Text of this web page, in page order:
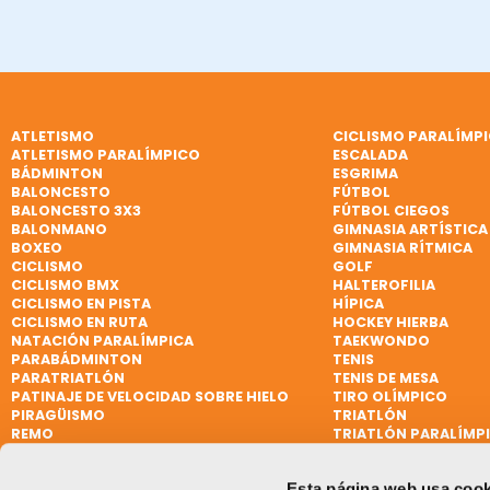
ATLETISMO
ATLETISMO PARALÍMPICO
BÁDMINTON
BALONCESTO
BALONCESTO 3X3
BALONMANO
BOXEO
CICLISMO
CICLISMO BMX
CICLISMO EN PISTA
CICLISMO EN RUTA
CICLISMO
ESCALADA
ESGRIMA
FÚTBOL
FÚTBOL CIEGOS
GIMNASIA ARTÍSTICA
GIMNASIA RÍTMICA
GOLF
HALTEROFILIA
HÍPICA
HOCKEY HIERBA
NATACIÓN PARALÍMPICA
PARABÁDMINTON
PARATRIATLÓN
PATINAJE DE VELOCIDAD SOBRE HIELO
PIRAGÜISMO
REMO
TAEKWONDO
TENIS
TENIS DE MESA
TIRO OLÍMPICO
TRIATLÓN
TRIATLÓN